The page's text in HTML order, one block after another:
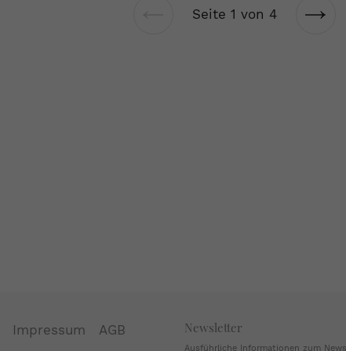
Vorherige
Seite 1 von 4
Impressum
AGB
Newsletter
Ausführliche Informationen zum